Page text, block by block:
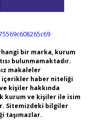
bir marka, kurum
bulunmamaktadır.
makaleler
içerikler haber niteliği
kişiler hakkında
kurum ve kişiler ile isim
Sitemizdeki bilgiler
taşımazlar.